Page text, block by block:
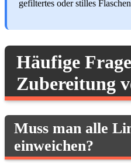
gefiltertes oder stilles
Häufige
Zubereitung
Muss man alle
einweichen?